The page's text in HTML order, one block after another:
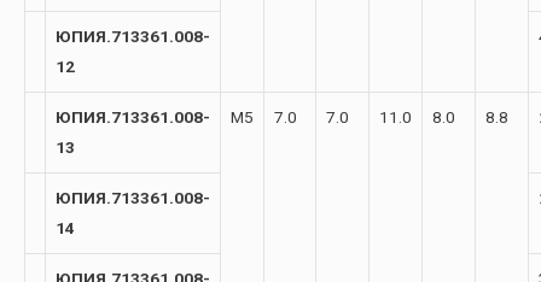
ЮПИЯ.713361.008-
12
ЮПИЯ.713361.008-
13
М5 7.0 7.0 11.0 8.0 8.8
ЮПИЯ.713361.008-
14